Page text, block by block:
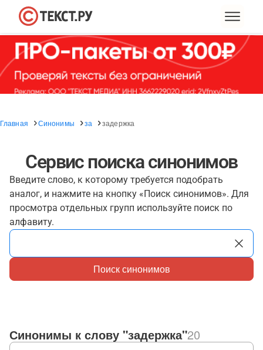
Главная Синонимы за задержка
Сервис поиска синонимов
Введите слово, к которому требуется подобрать
аналог, и нажмите на кнопку «Поиск синонимов». Для
просмотра отдельных групп используйте поиск по
алфавиту.
Поиск синонимов
Синонимы к слову "задержка"20